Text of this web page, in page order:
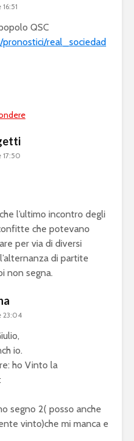
QSC
real_sociedad
17:50
l’ultimo incontro degli
che potevano
per via di diversi
di partite
non segna.
23:04
io.
ho Vinto la
segno 2( posso anche
vinto)che mi manca e